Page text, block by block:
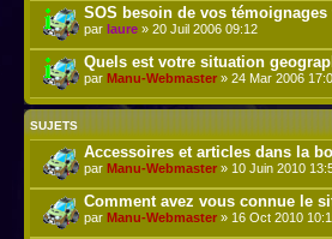
SOS besoin de vos
par laure » 20 Juil 2006 09:12
Quels est votre situation
par Manu-Webmaster » 24 Mar 2006
SUJETS
Accessoires et articles dans la
par Manu-Webmaster » 10 Juin 2010
Comment avez vous connue le
par Manu-Webmaster » 16 Oct 2010